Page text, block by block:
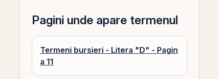
Pagini unde apare termenul
Termeni bursieri - Litera "D" - Pagin
a 11